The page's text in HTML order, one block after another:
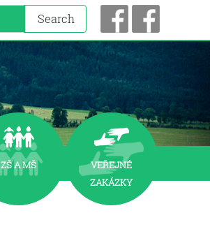
Search
zš a mš
VEŘEJNÉ
ZAKÁZKY